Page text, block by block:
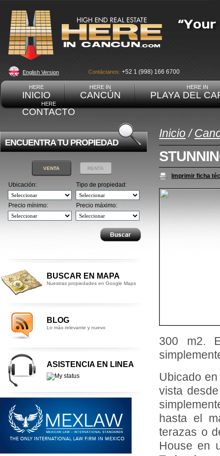
English Version Contáctanos: +52 1 (998) 166 6700
HERE
INICIO
HERE IN
CANCÚN
HERE IN
PLAYA DEL
HERE
CONTACTO
ENCUENTRA TU PROPIEDAD
VENTA RENTA
Ubicación:
Precio mínimo:
Tipo de propiedad:
Precio máximo:
BUSCAR EN MAPA
Nuestras propiedades en Google Maps
BLOG
Lo más relevante y nuevo
ASISTENCIA EN LINEA
Inicio /
Imprimir ficha
300 m2.
Ubicado
vista
hasta el
terazas o
House en